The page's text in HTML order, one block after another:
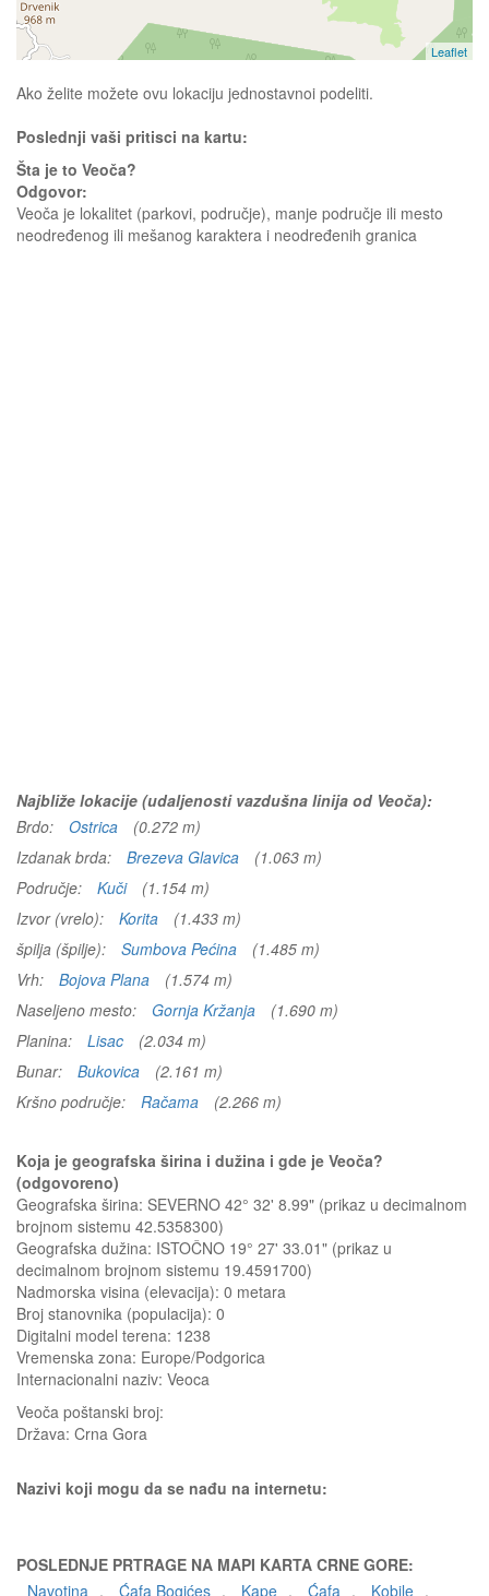
Leaflet
Ako želite možete ovu lokaciju jednostavnoi podeliti.
Poslednji vaši pritisci na kartu:
Šta je to Veoča?
Odgovor:
Veoča je lokalitet (parkovi, područje), manje područje ili mesto
neodređenog ili mešanog karaktera i neodređenih granica
Najbliže lokacije (udaljenosti vazdušna linija od Veoča):
Brdo:
Ostrica
(0.272 m)
Izdanak brda:
Brezeva Glavica
(1.063 m)
Područje:
Kuči
(1.154 m)
Izvor (vrelo):
Korita
(1.433 m)
špilja (špilje):
Sumbova Pećina
(1.485 m)
Vrh:
Bojova Plana
(1.574 m)
Naseljeno mesto:
Gornja Kržanja
(1.690 m)
Planina:
Lisac
(2.034 m)
Bunar:
Bukovica
(2.161 m)
Kršno područje:
Račama (2.266 m)
Koja je geografska širina i dužina i gde je Veoča?
(odgovoreno)
Geografska širina: SEVERNO 42° 32' 8.99" (prikaz u decimalnom
brojnom sistemu 42.5358300)
Geografska dužina: ISTOČNO 19° 27' 33.01" (prikaz u
decimalnom brojnom sistemu 19.4591700)
Nadmorska visina (elevacija): 0 metara
Broj stanovnika (populacija): 0
Digitalni model terena: 1238
Vremenska zona: Europe/Podgorica
Internacionalni naziv: Veoca
Veoča poštanski broj:
Država: Crna Gora
Nazivi koji mogu da se nađu na internetu:
POSLEDNJE PRTRAGE NA MAPI KARTA CRNE GORE:
Navotina , Ćafa Bogićes , Kape , Ćafa , Kobile ,